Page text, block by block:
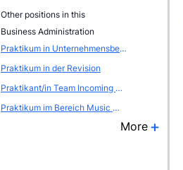
Other positions in this
Business Administration
Praktikum in Unternehmensberatung
Praktikum in der Revision
Praktikant/in Team Incoming Berlin
Praktikum im Bereich Music Management
More